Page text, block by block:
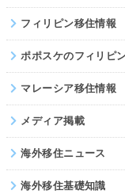
フィリピン移住情報
ポポスケのフィリピ
マレーシア移住情報
メディア掲載
海外移住ニュース
海外移住基礎知識